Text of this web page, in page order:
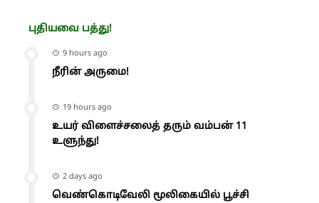
புதியவை பத்து!
9 hours ago
நீரின் அருமை!
19 hours ago
உயர் விளைச்சலைத் தரும் வம்பன் 11
உளுந்து!
2 days ago
வெண்கொடிவேலி மூலிகையில் பூச்சி